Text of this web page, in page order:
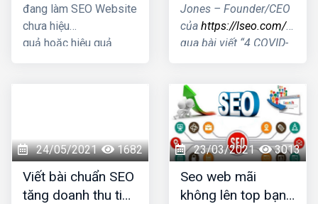
đang làm SEO Website
chưa hiệu
quả hoặc hiệu quả
cao nhất cho doanh
nghiệp bạn.
Jones – Founder/CEO
củahttps://lseo.com/thông
qua bài viết “4 COVID-
SEO”- Xu hướng tìm
kiếm thời kỳ COVID
ảnh hưởng tới SEO
như thế nào?
24/05/2021 1682
Viết bài chuẩn SEO
tăng doanh thu tiết
23/03/2021 3013
Seo web mãi
không lên top bạn